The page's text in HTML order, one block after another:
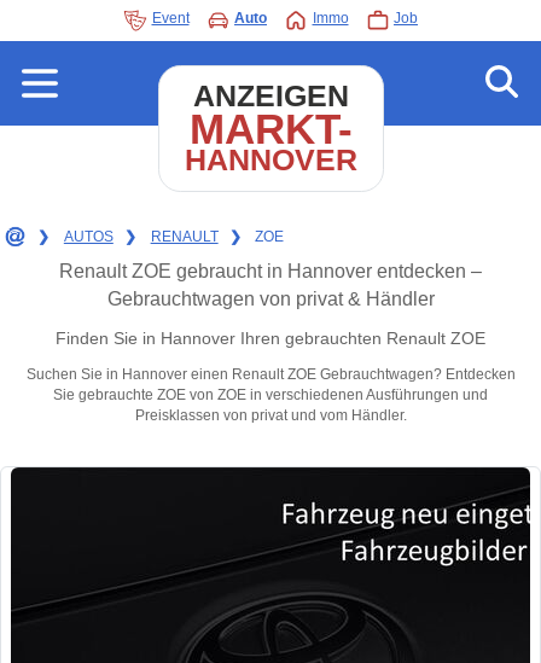
Event Auto Immo Job
ANZEIGEN
MARKT-
HANNOVER
❯ AUTOS ❯ RENAULT ❯ ZOE
Renault ZOE gebraucht in Hannover entdecken –
Gebrauchtwagen von privat & Händler
Finden Sie in Hannover Ihren gebrauchten Renault ZOE
Suchen Sie in Hannover einen Renault ZOE Gebrauchtwagen? Entdecken
Sie gebrauchte ZOE von ZOE in verschiedenen Ausführungen und
Preisklassen von privat und vom Händler.